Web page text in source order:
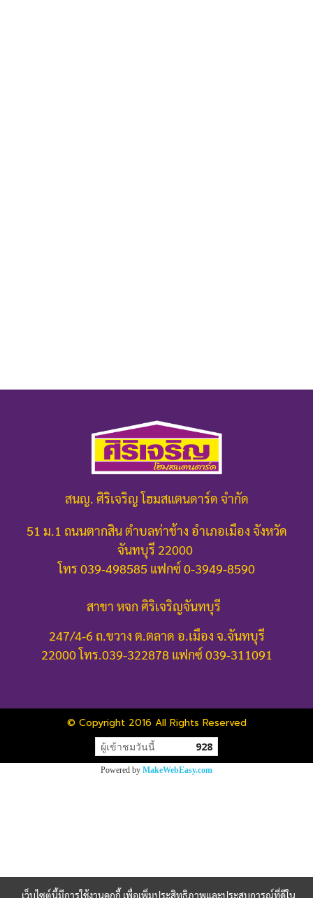
สนญ. ศิริเจริญ โฮมสแตนดาร์ด จำกัด
51 ม.1 ถนนตากสิน ตำบลท่าช้าง อำเภอเมือง จังหวัด
จันทบุรี 22000
โทร 039-498585 แฟกซ์ 0-3949-8590
สาขา หจก ศิริเจริญจันทบุรี
247/4-6 ถ.ขวาง ต.ตลาด อ.เมือง จ.จันทบุรี
22000โทร.039-322878 แฟกซ์ 039-311091
© Copyright 2016 All Rights Reserved
ผู้เข้าชมวันนี้ 928
Powered by MakeWebEasy.com
เว็บไซต์นี้มีการใช้งานคุกกี้ เพื่อเพิ่มประสิทธิภาพและประสบการณ์ที่ดีใน